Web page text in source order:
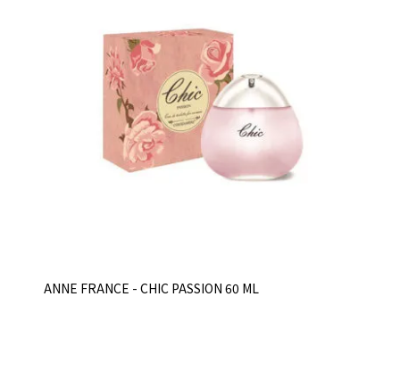
ANNE FRANCE - CHIC PASSION 60 ML